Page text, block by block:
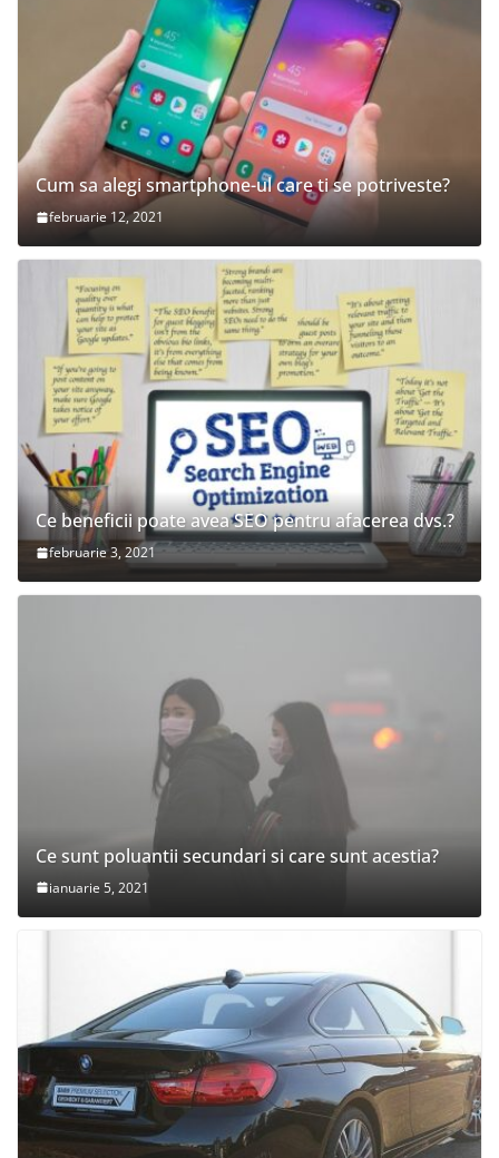
Cum sa alegi smartphone-ul care ti se potriveste?
februarie 12, 2021
Ce beneficii poate avea SEO pentru afacerea dvs.?
februarie 3, 2021
Ce sunt poluantii secundari si care sunt acestia?
ianuarie 5, 2021